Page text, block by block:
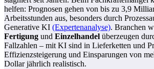
helfen: Prognosen gehen von bis zu 3,9
Arbeitsstunden aus, besonders durch
Generative KI (Expertenanalyse). Branchen
Fertigung und Einzelhandel überzeugen
Fallzahlen – mit KI sind in Lieferketten und
Effizienzsteigerung und Einsparungen von
Dollar jährlich realistisch.